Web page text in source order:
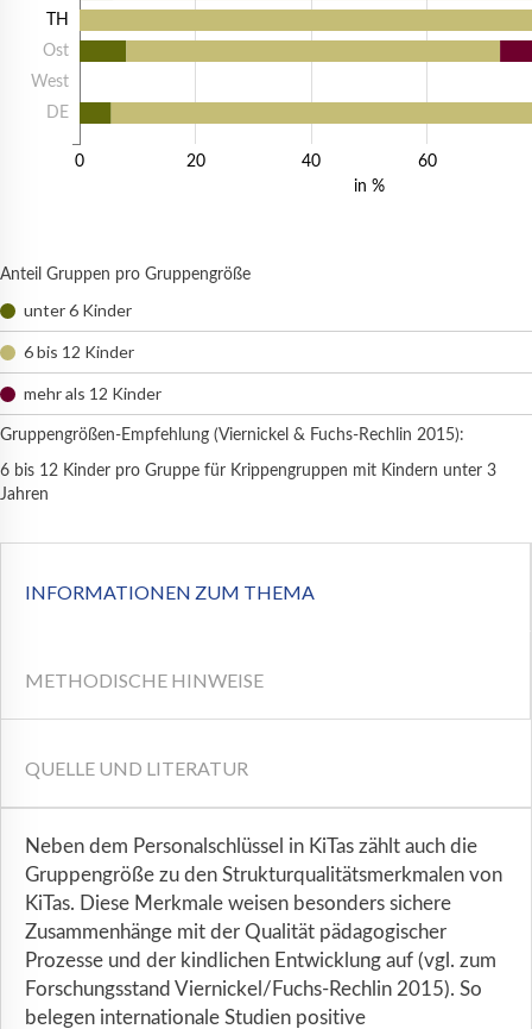
0 20 40 60
TH
Ost
West
DE
in %
Anteil Gruppen pro Gruppengröße
unter 6 Kinder
6 bis 12 Kinder
mehr als 12 Kinder
Gruppengrößen-Empfehlung (Viernickel & Fuchs-Rechlin 2015):
6 bis 12 Kinder pro Gruppe für Krippengruppen mit Kindern unter 3
Jahren
INFORMATIONEN ZUM THEMA
METHODISCHE HINWEISE
QUELLE UND LITERATUR
Neben dem Personalschlüssel in KiTas zählt auch die
Gruppengröße zu den Strukturqualitätsmerkmalen von
KiTas. Diese Merkmale weisen besonders sichere
Zusammenhänge mit der Qualität pädagogischer
Prozesse und der kindlichen Entwicklung auf (vgl. zum
Forschungsstand Viernickel/Fuchs-Rechlin 2015). So
belegen internationale Studien positive